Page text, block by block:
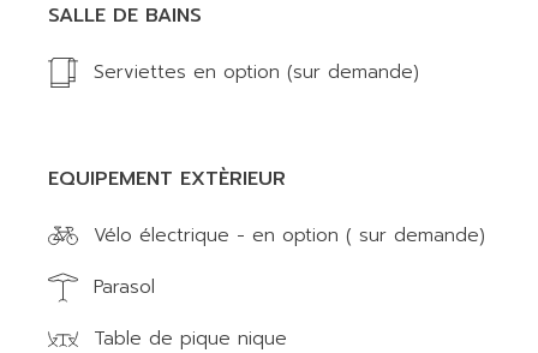
SALLE DE BAINS
Serviettes en option (sur demande)
EQUIPEMENT EXTÈRIEUR
Vélo électrique - en option ( sur demande)
Parasol
Table de pique nique